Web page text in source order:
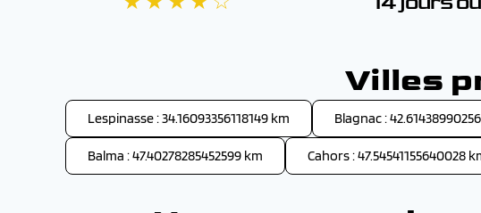
Villes
Lespinasse : 34.16093356118149 km Blagnac :
Balma : 47.40278285452599 km Cahors : 47.54541155640028